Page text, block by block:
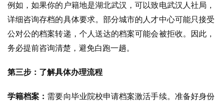
例如，如果你的户籍地是湖北武汉，可以致电武汉人社局，
详细咨询存档的具体要求。 部分城市的人才中心可能只接受
公对公的档案转递，个人送达的档案可能会被拒收。因此，
务必提前咨询清楚，避免白跑一趟。
第三步：了解具体办理流程
学籍档案： 需要向毕业院校申请档案激活手续。准备好身份